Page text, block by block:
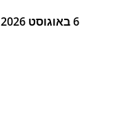
6 באוגוסט 2026 5:45